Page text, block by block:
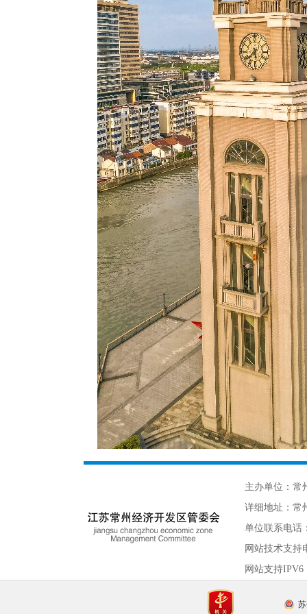
主办单位：常
详细地址：
单位联系电话
网站技术支持
网站支持